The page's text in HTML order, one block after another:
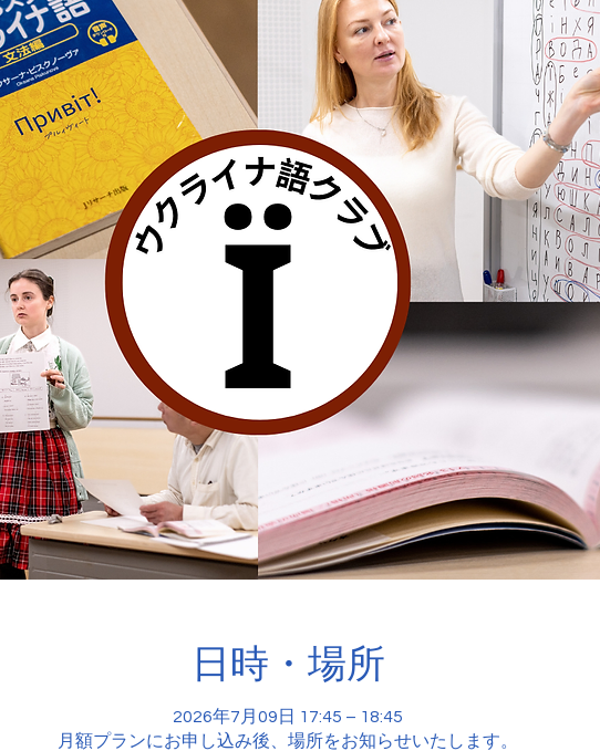
日時・場所
2026年7月09日 17:45 – 18:45
月額プランにお申し込み後、場所をお知らせいたします。